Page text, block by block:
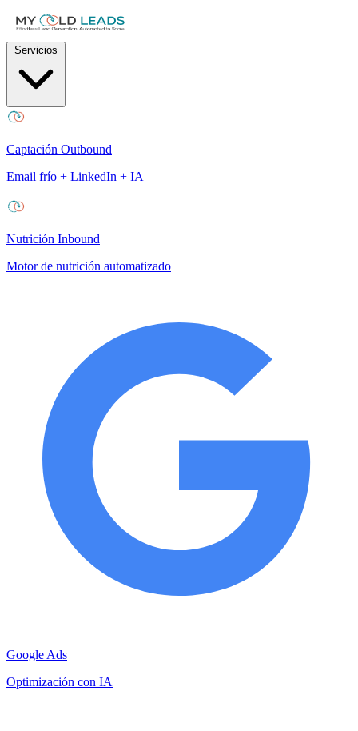
Captación Outbound
Email frío + LinkedIn + IA
Nutrición Inbound
Motor de nutrición automatizado
Google Ads
Optimización con IA